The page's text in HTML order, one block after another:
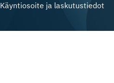
Käyntiosoite ja laskutustiedot